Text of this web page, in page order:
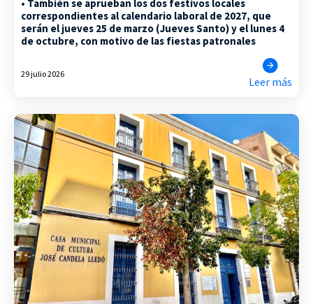
• También se aprueban los dos festivos locales
correspondientes al calendario laboral de 2027, que
serán el jueves 25 de marzo (Jueves Santo) y el lunes 4
de octubre, con motivo de las fiestas patronales
29 julio 2026
Leer más